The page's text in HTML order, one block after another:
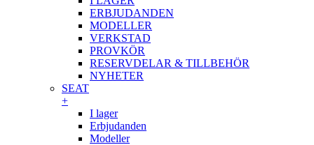
ERBJUDANDEN
MODELLER
VERKSTAD
PROVKÖR
RESERVDELAR & TILLBEHÖR
NYHETER
SEAT
+
I lager
Erbjudanden
Modeller